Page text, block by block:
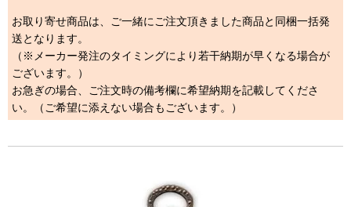
お取り寄せ商品は、ご一緒にご注文頂きました商品と同梱一括発
送となります。
（※メーカー発注のタイミングにより若干納期が早くなる場合が
ございます。）
お急ぎの場合、ご注文時の備考欄に希望納期を記載してくださ
い。（ご希望に添えない場合もございます。）